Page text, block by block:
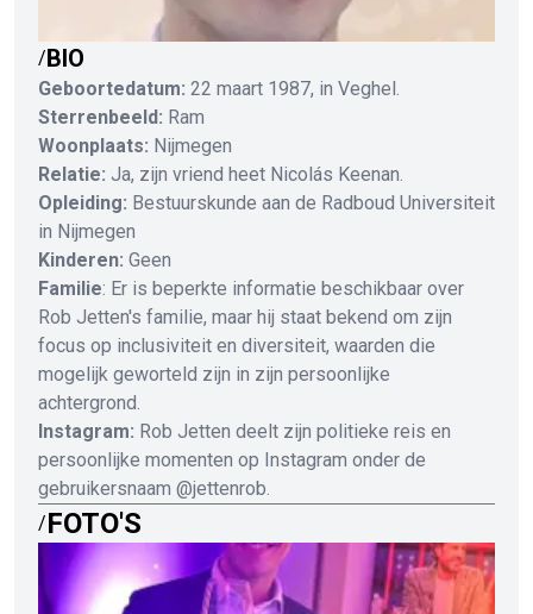
/BIO
Geboortedatum: 22 maart 1987, in Veghel.
Sterrenbeeld: Ram
Woonplaats: Nijmegen
Relatie: Ja, zijn vriend heet Nicolás Keenan.
Opleiding: Bestuurskunde aan de Radboud Universiteit
in Nijmegen
Kinderen: Geen
Familie: Er is beperkte informatie beschikbaar over
Rob Jetten's familie, maar hij staat bekend om zijn
focus op inclusiviteit en diversiteit, waarden die
mogelijk geworteld zijn in zijn persoonlijke
achtergrond.
Instagram: Rob Jetten deelt zijn politieke reis en
persoonlijke momenten op Instagram onder de
gebruikersnaam @jettenrob.
/FOTO'S